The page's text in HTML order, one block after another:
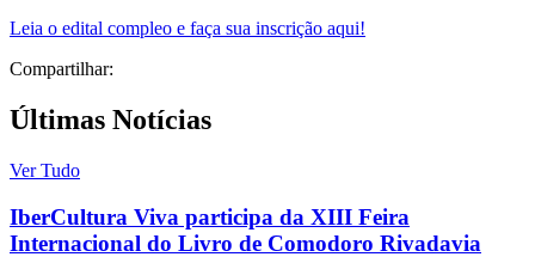
Leia o edital compleo e faça sua inscrição aqui!
Compartilhar:
Últimas Notícias
Ver Tudo
IberCultura Viva participa da XIII Feira
Internacional do Livro de Comodoro Rivadavia